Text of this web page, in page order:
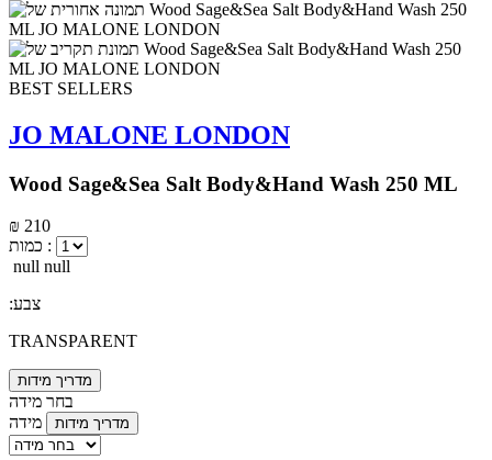
BEST SELLERS
JO MALONE LONDON
Wood Sage&Sea Salt Body&Hand Wash 250 ML
₪ 210
כמות :
null null
:צבע
TRANSPARENT
מדריך מידות
בחר מידה
מידה
מדריך מידות